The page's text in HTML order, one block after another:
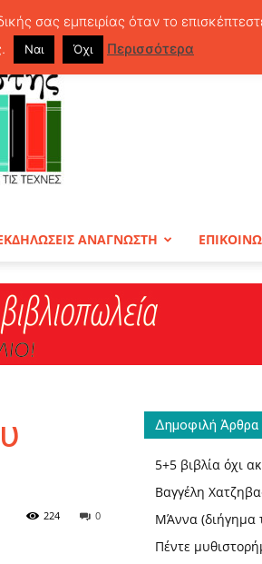
ΑΝΑΓΝΩΣΤΗ
0
224
Δημοφιλή
5+5 βιβλία όχι
Βαγγέλη
ΜΆννα (διήγημα
Πέντε
σας εμπειρίας όταν το
Ναι Όχι Περισσότερα